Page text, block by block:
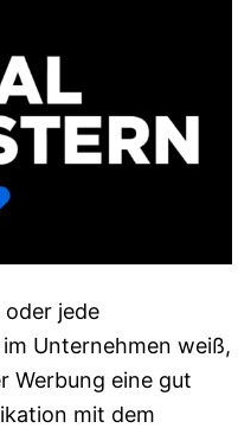
jede
Unternehmen weiß,
Werbung eine gut
mit dem